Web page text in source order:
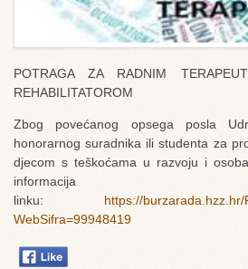
POTRAGA ZA RADNIM
REHABILITATOROM
Zbog povećanog opsega posla
honorarnog suradnika ili studenta za
djecom s teškoćama u razvoju i
linku: https://
WebSifra=99948419